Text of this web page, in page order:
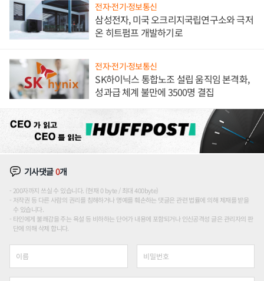
전자·전기·정보통신
삼성전자, 미국 오크리지국립연구소와 극저
온 히트펌프 개발하기로
전자·전기·정보통신
SK하이닉스 통합노조 설립 움직임 본격화,
성과급 체계 불만에 3500명 결집
기사댓글0개
200자까지 쓰실 수 있습니다. (현재 0 byte / 최대 400byte)
저작권 등 다른 사람의 권리를 침해하거나 명예를 훼손하는 댓글은 관련 법률에 의해 제재를 받을
수 있습니다.
타인에게 불쾌감을 주는 욕설 등 비하하는 단어가 내용에 포함되거나 인신공격성 글은 관리자의 판
단에 의해 삭제 합니다.